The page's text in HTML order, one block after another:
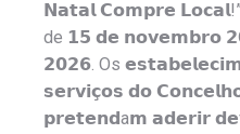
𝗡𝗮𝘁𝗮𝗹 𝗖𝗼𝗺𝗽𝗿𝗲
de 𝟭𝟱 𝗱𝗲 𝗻𝗼𝘃𝗲𝗺𝗯𝗿𝗼
𝟮𝟬𝟮𝟲. Os
𝘀𝗲𝗿𝘃𝗶𝗰̧𝗼𝘀 𝗱𝗼
𝗽𝗿𝗲𝘁𝗲𝗻𝗱a𝗺 𝗮𝗱𝗲𝗿𝗶𝗿